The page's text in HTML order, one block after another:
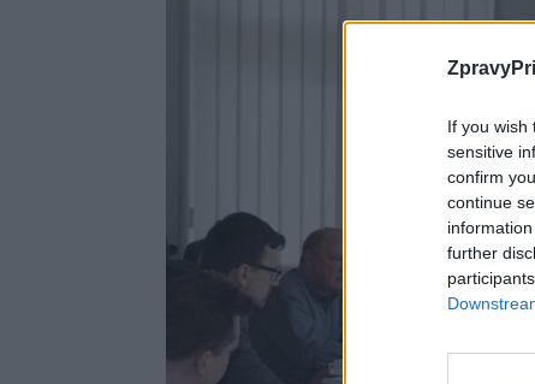
If you wish
sensitive
confirm
continue
further